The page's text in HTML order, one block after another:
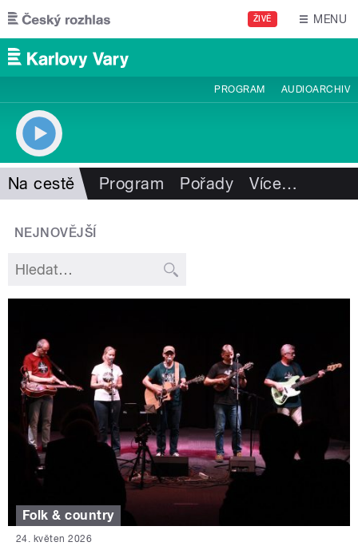
Přejít k hlavnímu obsahu
ŽIVĚ MENU
PROGRAM AUDIOARCHIV
Na cestě Program Pořady Více…
NEJNOVĚJŠÍ
Folk & country
24. květen 2026